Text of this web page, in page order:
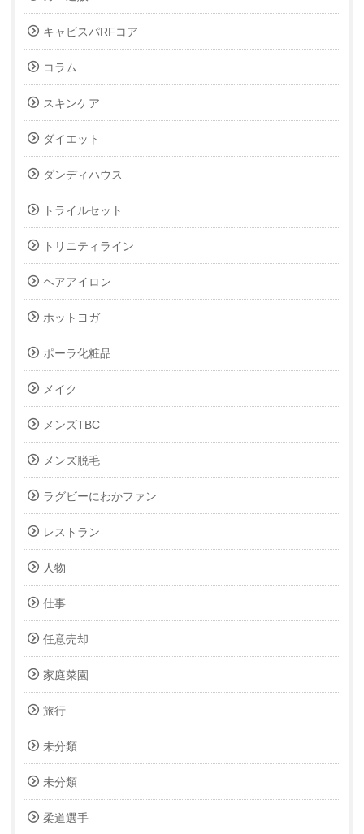
キャビスパRFコア
コラム
スキンケア
ダイエット
ダンディハウス
トライルセット
トリニティライン
ヘアアイロン
ホットヨガ
ポーラ化粧品
メイク
メンズTBC
メンズ脱毛
ラグビーにわかファン
レストラン
人物
仕事
任意売却
家庭菜園
旅行
未分類
未分類
柔道選手